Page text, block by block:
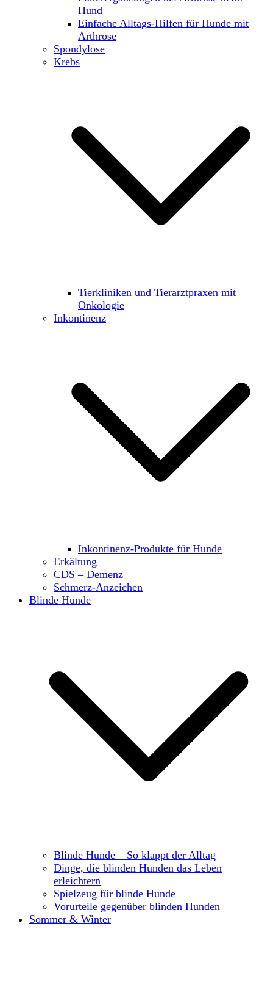
Hund
Einfache Alltags-Hilfen für Hunde mit
Arthrose
Spondylose
Krebs
Tierkliniken und Tierarztpraxen mit
Onkologie
Inkontinenz
Inkontinenz-Produkte für Hunde
Erkältung
CDS – Demenz
Schmerz-Anzeichen
Blinde Hunde
Blinde Hunde – So klappt der Alltag
Dinge, die blinden Hunden das Leben
erleichtern
Spielzeug für blinde Hunde
Vorurteile gegenüber blinden Hunden
Sommer & Winter